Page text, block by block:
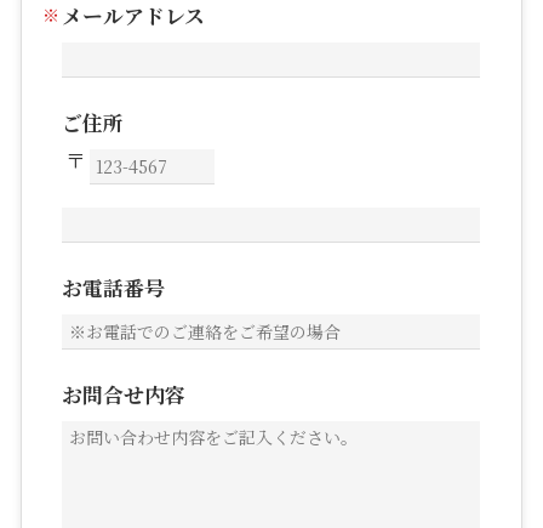
メールアドレス
ご住所
お電話番号
お問合せ内容